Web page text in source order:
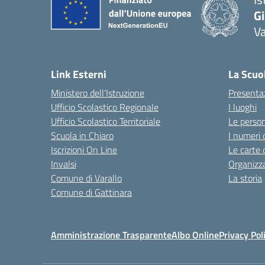
Link Esterni
Ministero dell’Istruzione
Ufficio Scolastico Regionale
Ufficio Scolastico Territoriale
Scuola in Chiaro
Iscrizioni On Line
Invalsi
Comune di Varallo
Comune di Gattinara
La
I luoghi
Le
I numeri
Le carte
La storia
Amministrazione TrasparenteAlbo OnlinePrivacy